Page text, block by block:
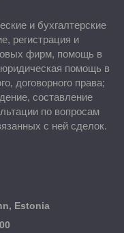
и бухгалтерские
регистрация и
фирм, помощь в
помощь в
договорного права;
составление
по вопросам
с ней сделок.
Estonia